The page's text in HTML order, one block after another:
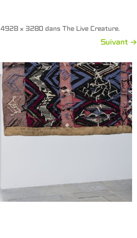
4928 × 3280 dans The Live Creature.
Suivant →